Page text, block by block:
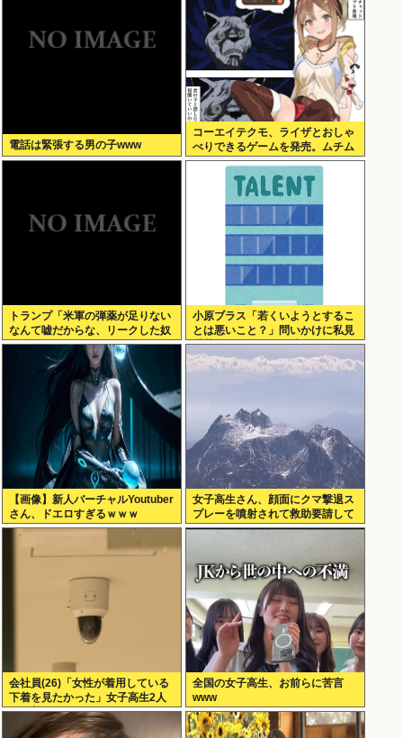
電話は緊張する男の子www
コーエイテクモ、ライザとおしゃ
べりできるゲームを発売。ムチム
チムワァ
トランプ「米軍の弾薬が足りない
なんて嘘だからな、リークした奴
は懲役刑だ！」
小原ブラス「若くいようとするこ
とは悪いこと？」問いかけに私見
「若作りして20代の土俵で戦おう
とし出すとクソ痛いヤツに…」
【画像】新人バーチャルYoutuber
さん、ドエロすぎるｗｗｗ
女子高生さん、顔面にクマ撃退ス
プレーを噴射されて救助要請して
しまう
会社員(26)「女性が着用している
下着を見たかった」女子高生2人
の下着を盗撮
全国の女子高生、お前らに苦言
www